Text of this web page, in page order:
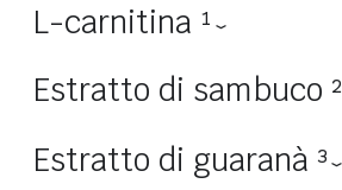
L-carnitina ¹
Estratto di sambuco ²
Estratto di guaranà ³